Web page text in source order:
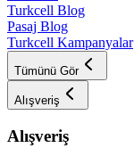
Turkcell Blog
Pasaj Blog
Turkcell Kampanyalar
Tümünü Gör
Alışveriş
Alışveriş